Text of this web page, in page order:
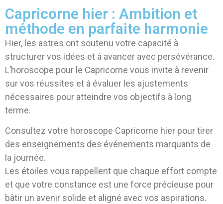
Capricorne hier : Ambition et
méthode en parfaite harmonie
Hier, les astres ont soutenu votre capacité à
structurer vos idées et à avancer avec persévérance.
L’horoscope pour le Capricorne vous invite à revenir
sur vos réussites et à évaluer les ajustements
nécessaires pour atteindre vos objectifs à long
terme.
Consultez votre horoscope Capricorne hier pour tirer
des enseignements des événements marquants de
la journée.
Les étoiles vous rappellent que chaque effort compte
et que votre constance est une force précieuse pour
bâtir un avenir solide et aligné avec vos aspirations.